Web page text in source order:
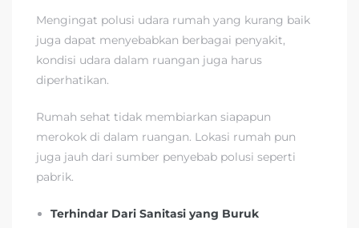
Mengingat polusi udara rumah yang kurang baik
juga dapat menyebabkan berbagai penyakit,
kondisi udara dalam ruangan juga harus
diperhatikan.
Rumah sehat tidak membiarkan siapapun
merokok di dalam ruangan. Lokasi rumah pun
juga jauh dari sumber penyebab polusi seperti
pabrik.
Terhindar Dari Sanitasi yang Buruk